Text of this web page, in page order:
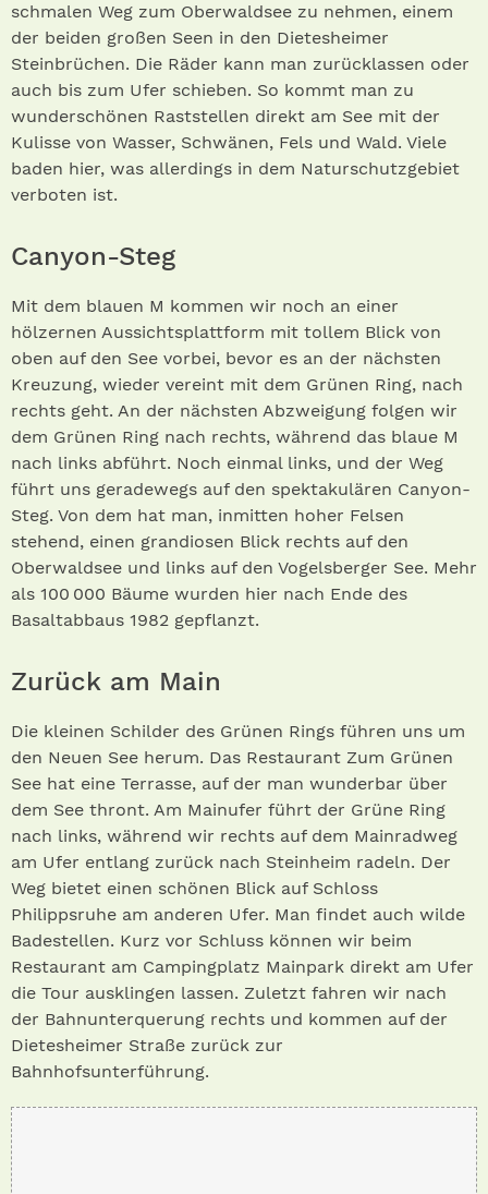
schmalen Weg zum Oberwaldsee zu nehmen, einem
der beiden großen Seen in den Dietesheimer
Steinbrüchen. Die Räder kann man zurücklassen oder
auch bis zum Ufer schieben. So kommt man zu
wunderschönen Raststellen direkt am See mit der
Kulisse von Wasser, Schwänen, Fels und Wald. Viele
baden hier, was allerdings in dem Naturschutzgebiet
verboten ist.
Canyon-Steg
Mit dem blauen M kommen wir noch an einer
hölzernen Aussichtsplattform mit tollem Blick von
oben auf den See vorbei, bevor es an der nächsten
Kreuzung, wieder vereint mit dem Grünen Ring, nach
rechts geht. An der nächsten Abzweigung folgen wir
dem Grünen Ring nach rechts, während das blaue M
nach links abführt. Noch einmal links, und der Weg
führt uns geradewegs auf den spektakulären Canyon-
Steg. Von dem hat man, inmitten hoher Felsen
stehend, einen grandiosen Blick rechts auf den
Oberwaldsee und links auf den Vogelsberger See. Mehr
als 100 000 Bäume wurden hier nach Ende des
Basaltabbaus 1982 gepflanzt.
Zurück am Main
Die kleinen Schilder des Grünen Rings führen uns um
den Neuen See herum. Das Restaurant Zum Grünen
See hat eine Terrasse, auf der man wunderbar über
dem See thront. Am Mainufer führt der Grüne Ring
nach links, während wir rechts auf dem Mainradweg
am Ufer entlang zurück nach Steinheim radeln. Der
Weg bietet einen schönen Blick auf Schloss
Philippsruhe am anderen Ufer. Man findet auch wilde
Badestellen. Kurz vor Schluss können wir beim
Restaurant am Campingplatz Mainpark direkt am Ufer
die Tour ausklingen lassen. Zuletzt fahren wir nach
der Bahnunterquerung rechts und kommen auf der
Dietesheimer Straße zurück zur
Bahnhofsunterführung.